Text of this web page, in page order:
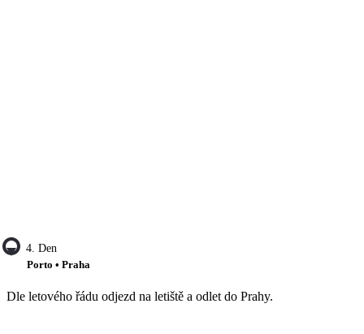
4. Den
Porto • Praha
Dle letového řádu odjezd na letiště a odlet do Prahy.